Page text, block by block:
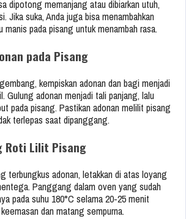
dipotong memanjang atau dibiarkan utuh,
Jika suka, Anda juga bisa menambahkan
pada pisang untuk menambah rasa.
pada Pisang
kempiskan adonan dan bagi menjadi
Gulung adonan menjadi tali panjang, lalu
pada pisang. Pastikan adonan melilit pisang
terlepas saat dipanggang.
Roti Lilit Pisang
terbungkus adonan, letakkan di atas loyang
Panggang dalam oven yang sudah
pada suhu 180°C selama 20-25 menit
dan matang sempurna.